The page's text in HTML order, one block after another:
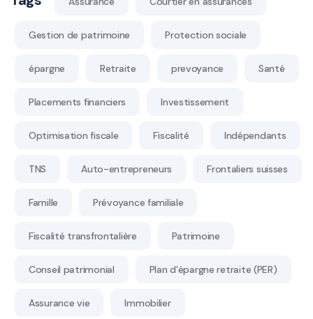
Gestion de patrimoine Protection sociale
épargne Retraite prevoyance Santé
Placements financiers Investissement
Optimisation fiscale Fiscalité Indépendants
TNS Auto-entrepreneurs Frontaliers suisses
Famille Prévoyance familiale
Fiscalité transfrontalière Patrimoine
Conseil patrimonial Plan d’épargne retraite (PER)
Assurance vie Immobilier